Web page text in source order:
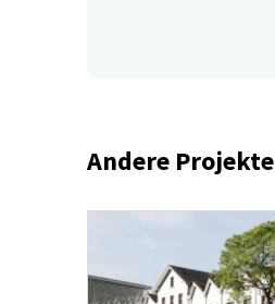
Andere Projekte